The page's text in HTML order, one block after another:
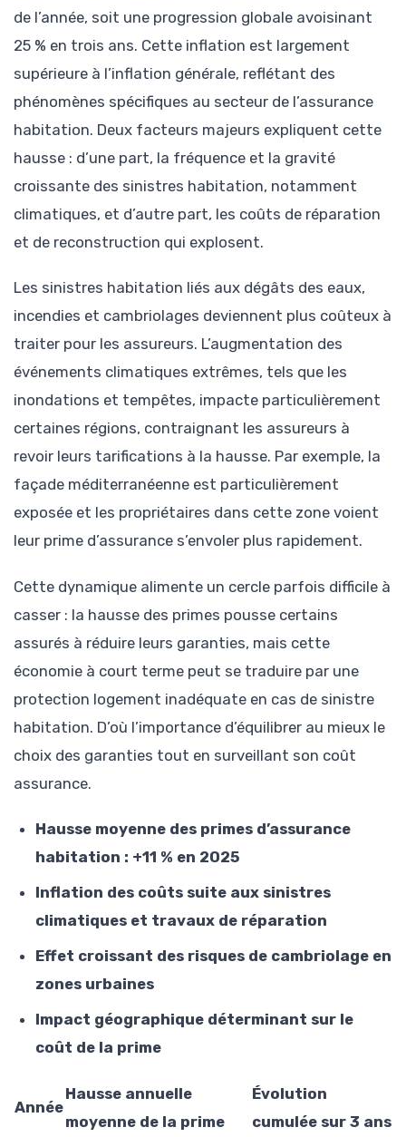
de l’année, soit une progression globale avoisinant
25 % en trois ans. Cette inflation est largement
supérieure à l’inflation générale, reflétant des
phénomènes spécifiques au secteur de l’assurance
habitation. Deux facteurs majeurs expliquent cette
hausse : d’une part, la fréquence et la gravité
croissante des sinistres habitation, notamment
climatiques, et d’autre part, les coûts de réparation
et de reconstruction qui explosent.
Les sinistres habitation liés aux dégâts des eaux,
incendies et cambriolages deviennent plus coûteux à
traiter pour les assureurs. L’augmentation des
événements climatiques extrêmes, tels que les
inondations et tempêtes, impacte particulièrement
certaines régions, contraignant les assureurs à
revoir leurs tarifications à la hausse. Par exemple, la
façade méditerranéenne est particulièrement
exposée et les propriétaires dans cette zone voient
leur prime d’assurance s’envoler plus rapidement.
Cette dynamique alimente un cercle parfois difficile à
casser : la hausse des primes pousse certains
assurés à réduire leurs garanties, mais cette
économie à court terme peut se traduire par une
protection logement inadéquate en cas de sinistre
habitation. D’où l’importance d’équilibrer au mieux le
choix des garanties tout en surveillant son coût
assurance.
Hausse moyenne des primes d’assurance
habitation : +11 % en 2025
Inflation des coûts suite aux sinistres
climatiques et travaux de réparation
Effet croissant des risques de cambriolage en
zones urbaines
Impact géographique déterminant sur le
coût de la prime
Année
Hausse annuelle
moyenne de la prime
Évolution
cumulée sur 3 ans